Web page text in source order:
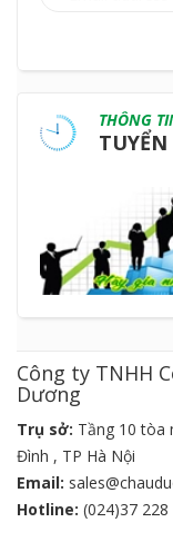
THÔNG
Công ty TNHH
Dương
Trụ sở: Tầng 10 tòa
Đình , TP Hà Nội
Email:
Hotline: (024)37